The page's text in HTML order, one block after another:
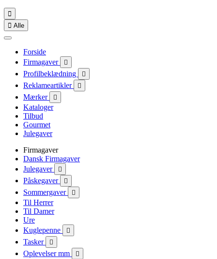

 Alle
Forside
Firmagaver

Profilbeklædning 
Reklameartikler 
Mærker 
Kataloger
Tilbud
Gourmet
Julegaver
Firmagaver
Dansk Firmagaver
Julegaver

Påskegaver 
Sommergaver 
Til Herrer
Til Damer
Ure
Kuglepenne

Tasker 
Oplevelser mm 